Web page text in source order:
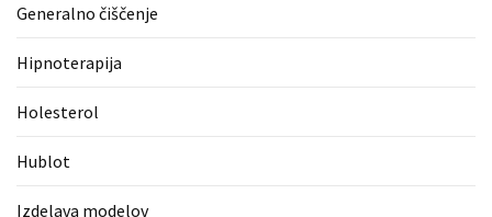
(1)
Tisk
majice
Generalno čiščenje
Hipnoterapija
Holesterol
Hublot
Izdelava modelov